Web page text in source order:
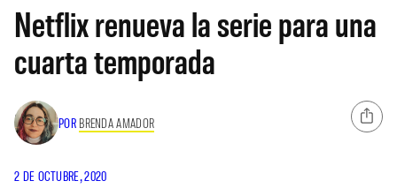
Netflix renueva la serie para una
cuarta temporada
POR BRENDA AMADOR
2 DE OCTUBRE, 2020